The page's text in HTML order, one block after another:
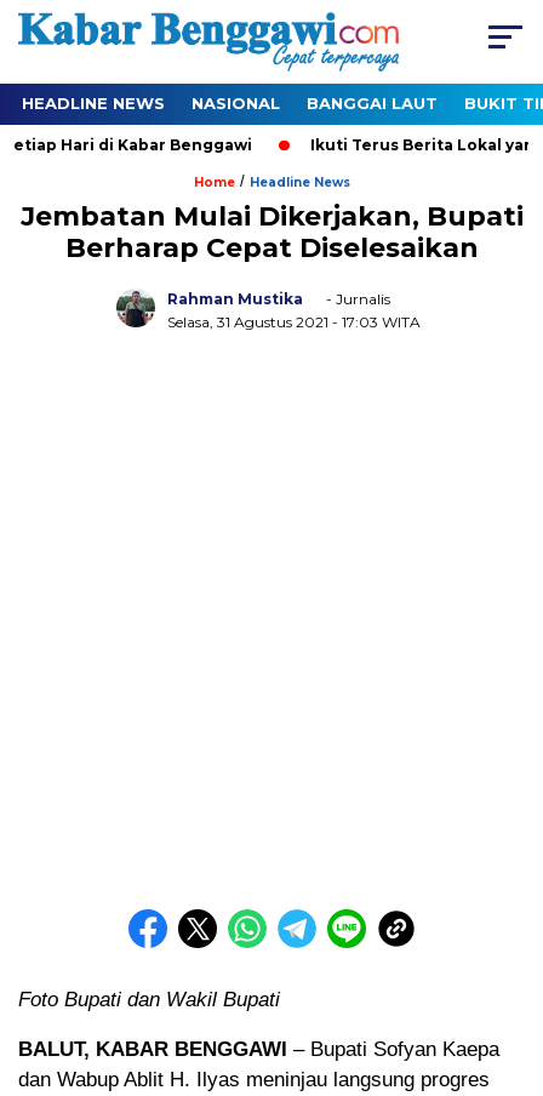
HEADLINE NEWS NASIONAL BANGGAI LAUT BUKIT
Hari di Kabar Benggawi Ikuti Terus Berita Lokal yang
Home/ Headline News
Jembatan Mulai Dikerjakan, Bupati
Berharap Cepat Diselesaikan
Rahman Mustika
- Jurnalis
Selasa, 31 Agustus 2021 - 17:03 WITA
Foto Bupati dan Wakil Bupati
BALUT, KABAR BENGGAWI – Bupati Sofyan Kaepa
dan Wabup Ablit H. Ilyas meninjau langsung progres